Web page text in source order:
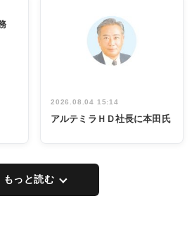
2026.08.04 15:14
アルテミラＨＤ社長に本田氏
もっと読む